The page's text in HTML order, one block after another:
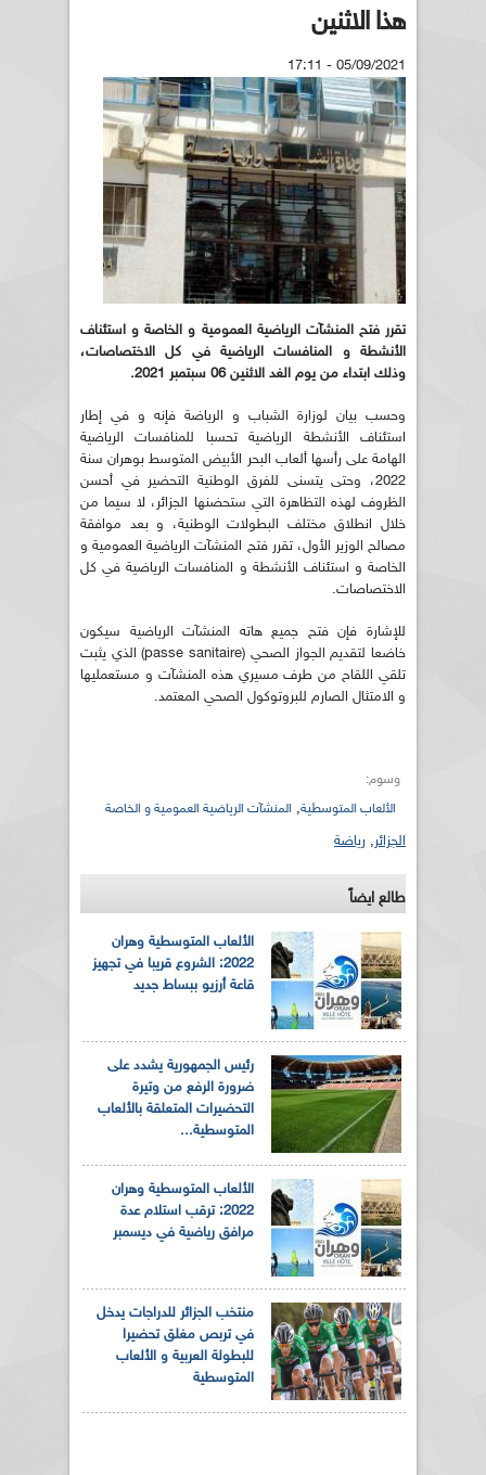
هذا الاثنين
05/09/2021 - 17:11
تقرر فتح المنشآت الرياضية العمومية و الخاصة و استئناف
الأنشطة و المنافسات الرياضية في كل الاختصاصات،
وذلك ابتداء من يوم الغد الاثنين 06 سبتمبر 2021.
وحسب بيان لوزارة الشباب و الرياضة فإنه و في إطار
استئناف الأنشطة الرياضية تحسبا للمنافسات الرياضية
الهامة على رأسها ألعاب البحر الأبيض المتوسط بوهران سنة
2022، وحتى يتسنى للفرق الوطنية التحضير في أحسن
الظروف لهذه التظاهرة التي ستحضنها الجزائر، لا سيما من
خلال انطلاق مختلف البطولات الوطنية، و بعد موافقة
مصالح الوزير الأول، تقرر فتح المنشآت الرياضية العمومية و
الخاصة و استئناف الأنشطة و المنافسات الرياضية في كل
الاختصاصات.
للإشارة فإن فتح جميع هاته المنشآت الرياضية سيكون
خاضعا لتقديم الجواز الصحي (passe sanitaire) الذي يثبت
تلقي اللقاح من طرف مسيري هذه المنشآت و مستعمليها
و الامتثال الصارم للبروتوكول الصحي المعتمد.
وسوم:
الألعاب المتوسطية, المنشآت الرياضية العمومية و الخاصة
الجزائر, رياضة
طالع ايضاً
الألعاب المتوسطية وهران
2022: الشروع قريبا في تجهيز
قاعة أرزيو ببساط جديد
رئيس الجمهورية يشدد على
ضرورة الرفع من وتيرة
التحضيرات المتعلقة بالألعاب
المتوسطية...
الألعاب المتوسطية وهران
2022: ترقب استلام عدة
مرافق رياضية في ديسمبر
منتخب الجزائر للدراجات يدخل
في تربص مغلق تحضيرا
للبطولة العربية و الألعاب
المتوسطية